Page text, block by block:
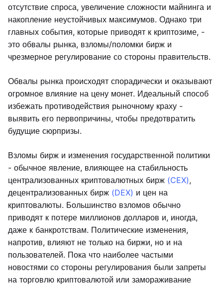
отсутствие спроса, увеличение сложности майнинга и
накопление неустойчивых максимумов. Однако три
главных события, которые приводят к криптозиме, -
это обвалы рынка, взломы/поломки бирж и
чрезмерное регулирование со стороны правительств.
Обвалы рынка происходят спорадически и оказывают
огромное влияние на цену монет. Идеальный способ
избежать противодействия рыночному краху -
выявить его первопричины, чтобы предотвратить
будущие сюрпризы.
Взломы бирж и изменения государственной политики
- обычное явление, влияющее на стабильность
централизованных криптовалютных бирж (CEX),
децентрализованных бирж (DEX) и цен на
криптовалюты. Большинство взломов обычно
приводят к потере миллионов долларов и, иногда,
даже к банкротствам. Политические изменения,
напротив, влияют не только на биржи, но и на
пользователей. Пока что наиболее частыми
новостями со стороны регулирования были запреты
на торговлю криптовалютой или замораживание